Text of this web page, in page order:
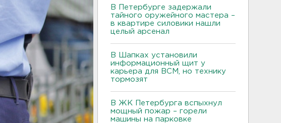
В Петербурге задержали
тайного оружейного мастера –
в квартире силовики нашли
целый арсенал
В Шапках установили
информационный щит у
карьера для ВСМ, но технику
тормозят
В ЖК Петербурга вспыхнул
мощный пожар – горели
машины на парковке